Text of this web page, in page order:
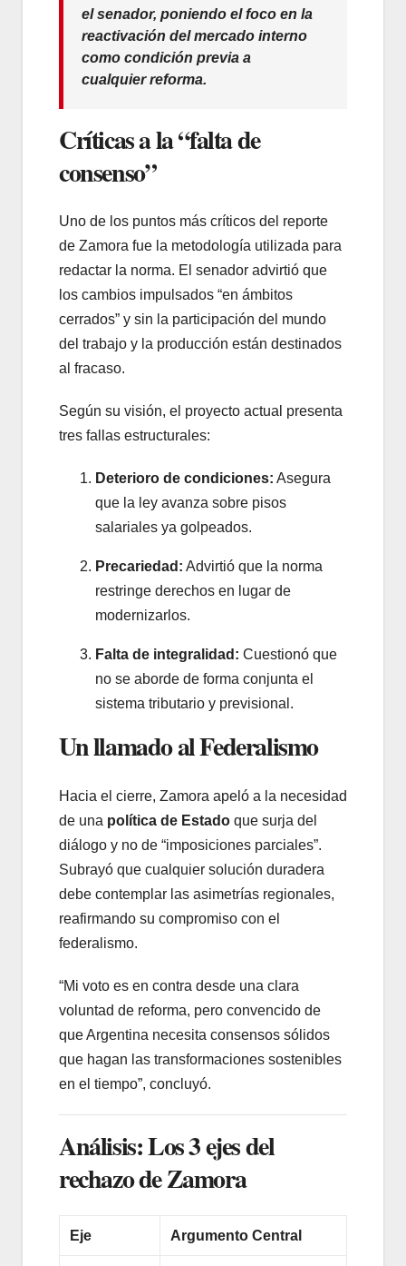
el senador, poniendo el foco en la
reactivación del mercado interno
como condición previa a
cualquier reforma.
Críticas a la “falta de
consenso”
Uno de los puntos más críticos del reporte
de Zamora fue la metodología utilizada para
redactar la norma. El senador advirtió que
los cambios impulsados “en ámbitos
cerrados” y sin la participación del mundo
del trabajo y la producción están destinados
al fracaso.
Según su visión, el proyecto actual presenta
tres fallas estructurales:
Deterioro de condiciones: Asegura
que la ley avanza sobre pisos
salariales ya golpeados.
Precariedad: Advirtió que la norma
restringe derechos en lugar de
modernizarlos.
Falta de integralidad: Cuestionó que
no se aborde de forma conjunta el
sistema tributario y previsional.
Un llamado al Federalismo
Hacia el cierre, Zamora apeló a la necesidad
de una política de Estado que surja del
diálogo y no de “imposiciones parciales”.
Subrayó que cualquier solución duradera
debe contemplar las asimetrías regionales,
reafirmando su compromiso con el
federalismo.
“Mi voto es en contra desde una clara
voluntad de reforma, pero convencido de
que Argentina necesita consensos sólidos
que hagan las transformaciones sostenibles
en el tiempo”, concluyó.
Análisis: Los 3 ejes del
rechazo de Zamora
Eje Argumento Central